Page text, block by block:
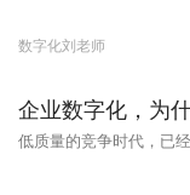
数字化刘老师
企业数字化，为
低质量的竞争时代，已